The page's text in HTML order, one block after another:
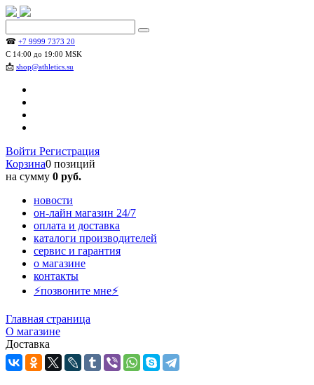
☎ +7 9999 7373 20
С 14:00 до 19:00 MSK
📩 shop@athletics.su
Войти Регистрация
Корзина0 позиций
на сумму 0 руб.
новости
он-лайн магазин 24/7
оплата и доставка
каталоги производителей
сервис и гарантия
о магазине
контакты
⚡позвоните мне⚡
Главная страница
O магазине
Доставка